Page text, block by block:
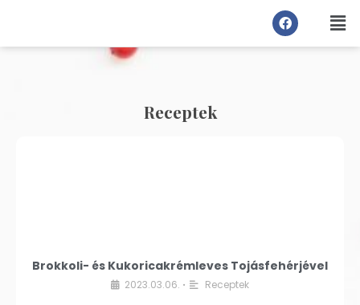
Receptek
Brokkoli- és Kukoricakrémleves Tojásfehérjével
2023.03.06. • Receptek